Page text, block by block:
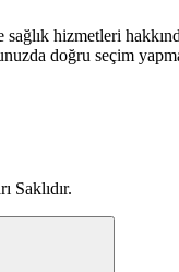
hizmetleri
doğru seçim
Saklıdır.